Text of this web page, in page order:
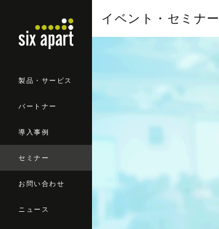
製品・サービス
パートナー
導入事例
セミナー
お問い合わせ
ニュース
イベント・セミナー